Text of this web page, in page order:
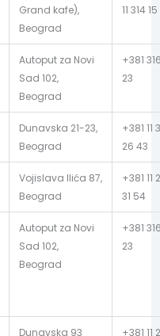
Grand kafe),
Beograd
11 314
Autoput za Novi
Sad 102,
Beograd
+381
23
Dunavska 21-23,
Beograd
+381 11
26 43
Vojislava Ilića 87,
Beograd
+381 11
31 54
Autoput za Novi
Sad 102,
Beograd
+381
23
Dunavska 93 +381 11